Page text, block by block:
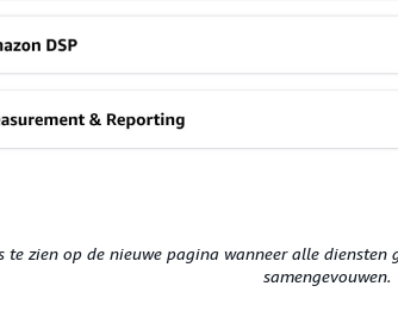
te zien op de nieuwe pagina wanneer alle
samengevouwen.